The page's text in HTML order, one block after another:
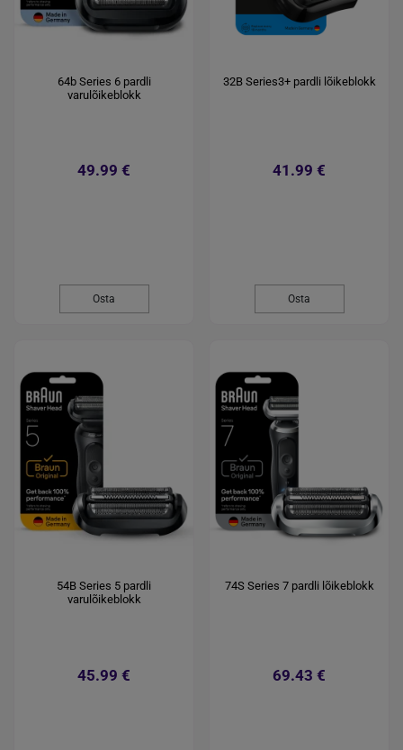
64b Series 6 pardli
varulõikeblokk
49.99 €
Osta
32B Series3+ pardli lõikeblokk
41.99 €
Osta
54B Series 5 pardli
varulõikeblokk
45.99 €
74S Series 7 pardli lõikeblokk
69.43 €